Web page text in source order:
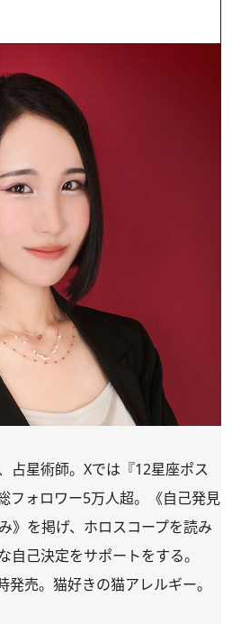
占星術師。Xでは『12星座ポス
フォロワー5万人超。《自己発見
》を掲げ、ホロスコープを読み
自己決定をサポートをする。
売。猫好きの猫アレルギー。